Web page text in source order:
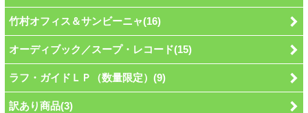
竹村オフィス＆サンビーニャ(16)
オーディブック／スープ・レコード(15)
ラフ・ガイドＬＰ（数量限定）(9)
訳あり商品(3)